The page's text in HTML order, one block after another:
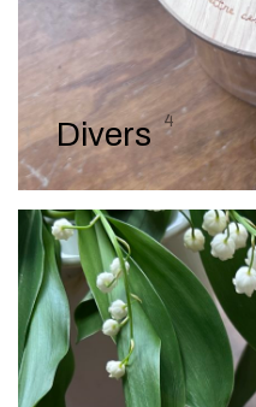
Divers 4